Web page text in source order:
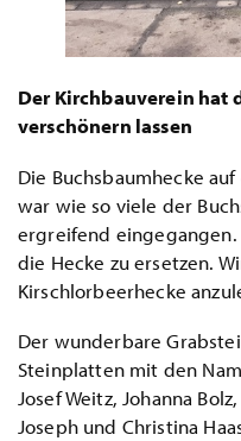
Der Kirchbauverein hat
verschönern lassen
Die Buchsbaumhecke
war wie so viele der
ergreifend eingegangen.
die Hecke zu ersetzen.
Kirschlorbeerhecke
Der wunderbare
Steinplatten mit den
Josef Weitz, Johanna
Joseph und Christina